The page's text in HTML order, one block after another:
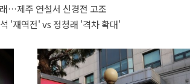
…제주 연설서 신경전 고조
'재역전' vs 정청래 '격차 확대'